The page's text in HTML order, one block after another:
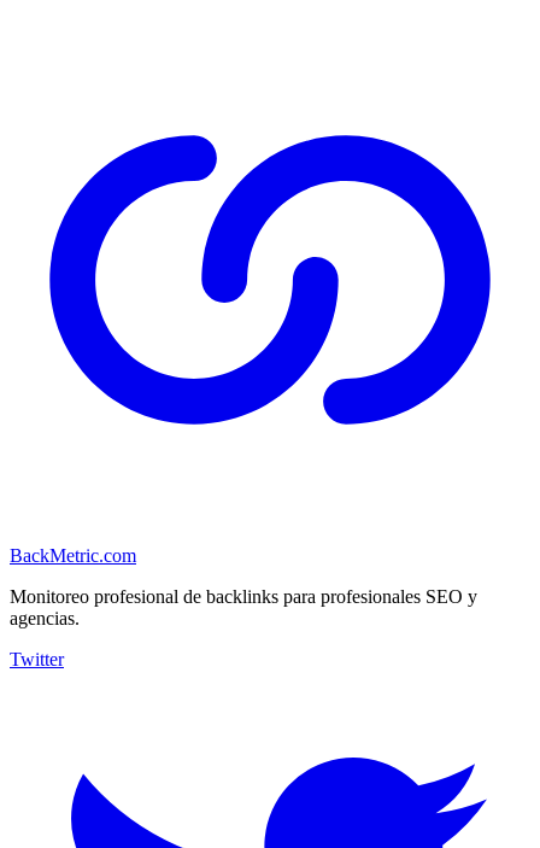
BackMetric.com
Monitoreo profesional de backlinks para profesionales SEO y
agencias.
Twitter